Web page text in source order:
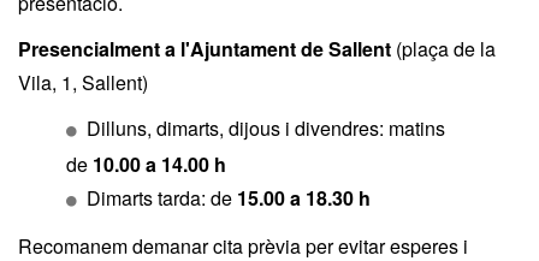
Presencialment a l'Ajuntament de Sallent (plaça de la
Vila, 1, Sallent)
Dilluns, dimarts, dijous i divendres: matins
de 10.00 a 14.00 h
Dimarts tarda: de 15.00 a 18.30 h
Recomanem demanar cita prèvia per evitar esperes i